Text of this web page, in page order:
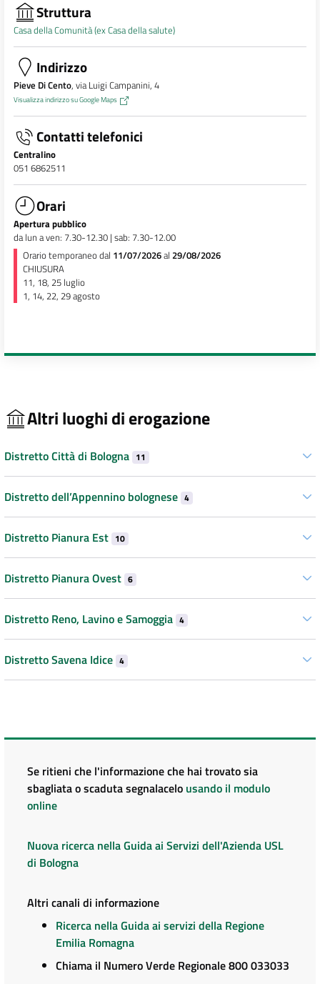
Struttura
Casa della Comunità (ex Casa della salute)
Indirizzo
Pieve Di Cento, via Luigi Campanini, 4
Visualizza indirizzo su Google Maps
Contatti telefonici
Centralino
051 6862511
Orari
Apertura pubblico
da lun a ven: 7.30-12.30 | sab: 7.30-12.00
Orario temporaneo dal 11/07/2026al 29/08/2026
CHIUSURA
11, 18, 25 luglio
1, 14, 22, 29 agosto
Altri luoghi di erogazione
Distretto Città di Bologna 11
Distretto dell’Appennino bolognese 4
Distretto Pianura Est 10
Distretto Pianura Ovest 6
Distretto Reno, Lavino e Samoggia 4
Distretto Savena Idice 4
Se ritieni che l'informazione che hai trovato sia
sbagliata o scaduta segnalacelo usando il modulo
online
Nuova ricerca nella Guida ai Servizi dell'Azienda USL
di Bologna
Altri canali di informazione
Ricerca nella Guida ai servizi della Regione
Emilia Romagna
Chiama il Numero Verde Regionale 800 033033